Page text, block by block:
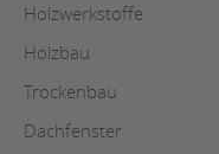
Holzwerkstoffe
Holzbau
Trockenbau
Dachfenster